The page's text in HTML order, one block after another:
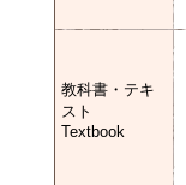
教科書・テキ
スト
Textbook